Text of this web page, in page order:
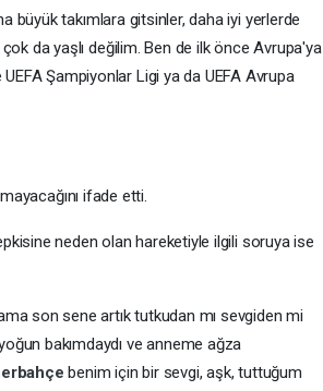
büyük takımlara gitsinler, daha iyi yerlerde
da yaşlı değilim. Ben de ilk önce Avrupa'ya
Şampiyonlar Ligi ya da UEFA Avrupa
ifade etti.
neden olan hareketiyle ilgili soruya ise
son sene artık tutkudan mı sevgiden mi
bakımdaydı ve anneme ağza
benim için bir sevgi, aşk, tuttuğum